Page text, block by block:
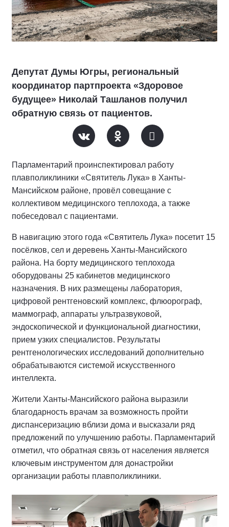
Депутат Думы Югры, региональный
координатор партпроекта «Здоровое
будущее» Николай Ташланов получил
обратную связь от пациентов.
Парламентарий проинспектировал работу
плавполиклиники «Святитель Лука» в Ханты-
Мансийском районе, провёл совещание с
коллективом медицинского теплохода, а также
побеседовал с пациентами.
В навигацию этого года «Святитель Лука» посетит 15
посёлков, сел и деревень Ханты-Мансийского
района. На борту медицинского теплохода
оборудованы 25 кабинетов медицинского
назначения. В них размещены лаборатория,
цифровой рентгеновский комплекс, флюорограф,
маммограф, аппараты ультразвуковой,
эндоскопической и функциональной диагностики,
прием узких специалистов. Результаты
рентгенологических исследований дополнительно
обрабатываются системой искусственного
интеллекта.
Жители Ханты-Мансийского района выразили
благодарность врачам за возможность пройти
диспансеризацию вблизи дома и высказали ряд
предложений по улучшению работы. Парламентарий
отметил, что обратная связь от населения является
ключевым инструментом для донастройки
организации работы плавполиклиники.